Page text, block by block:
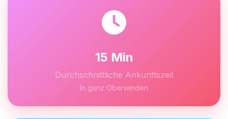
15 Min
Durchschnittliche Ankunftszeit
In ganz Oberwinden